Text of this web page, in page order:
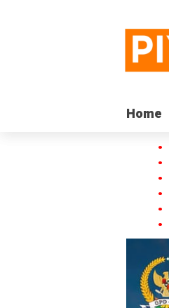
Home
Home